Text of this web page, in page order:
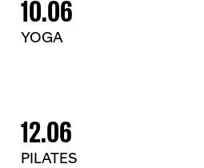
10.06
YOGA
12.06
PILATES